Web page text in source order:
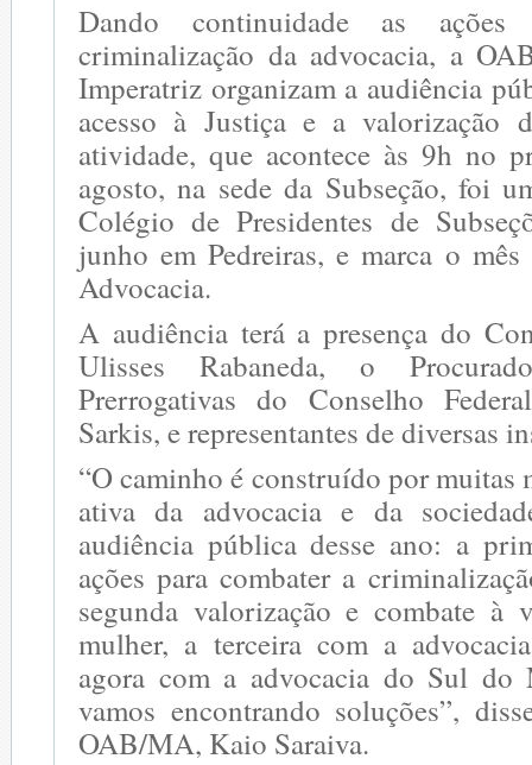
Dando continuidade as
criminalização da advocacia, a
Imperatriz organizam a audiência
acesso à Justiça e a valorização
atividade, que acontece às 9h no
agosto, na sede da Subseção, foi
Colégio de Presidentes de
junho em Pedreiras, e marca o
Advocacia.
A audiência terá a presença do
Ulisses Rabaneda, o
Prerrogativas do Conselho
Sarkis, e representantes de diversas
“O caminho é construído por muitas
ativa da advocacia e da
audiência pública desse ano: a
ações para combater a
segunda valorização e combate à
mulher, a terceira com a
agora com a advocacia do Sul do
vamos encontrando soluções”,
OAB/MA, Kaio Saraiva.